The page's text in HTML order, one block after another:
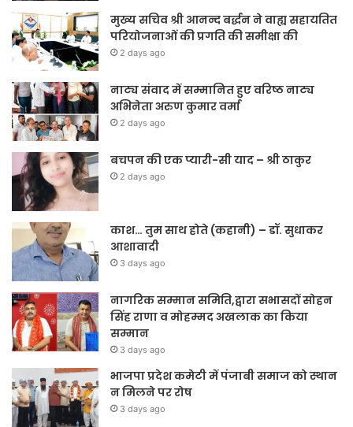
मुख्य सचिव श्री आनन्द बर्द्धन ने वाह्य सहायतित
परियोजनाओं की प्रगति की समीक्षा की
2 days ago
नाट्य संवाद में सम्मानित हुए वरिष्ठ नाट्य
अभिनेता अरुण कुमार वर्मा
2 days ago
बचपन की एक प्यारी-सी याद – श्री ठाकुर
2 days ago
काश… तुम साथ होते (कहानी) – डॉ. सुधाकर
आशावादी
3 days ago
नागरिक सम्मान समिति,द्वारा सभासदों सोहन
सिंह राणा व मोहम्मद अखलाक का किया
सम्मान
3 days ago
भाजपा प्रदेश कमेटी में पंजाबी समाज को स्थान
न मिलने पर रोष
3 days ago